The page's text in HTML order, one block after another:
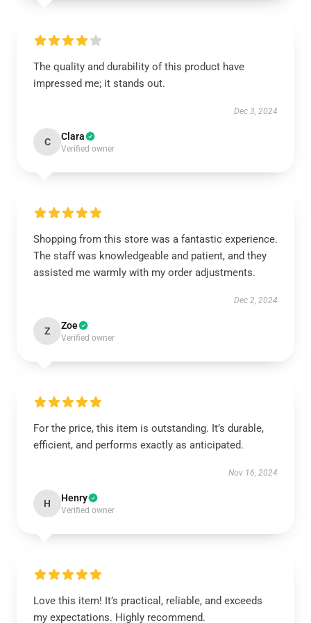
The quality and durability of this product have
impressed me; it stands out.
Dec 3, 2024
C Clara
Verified owner
Shopping from this store was a fantastic experience.
The staff was knowledgeable and patient, and they
assisted me warmly with my order adjustments.
Dec 2, 2024
Z Zoe
Verified owner
For the price, this item is outstanding. It’s durable,
efficient, and performs exactly as anticipated.
Nov 16, 2024
H Henry
Verified owner
Love this item! It’s practical, reliable, and exceeds
my expectations. Highly recommend.